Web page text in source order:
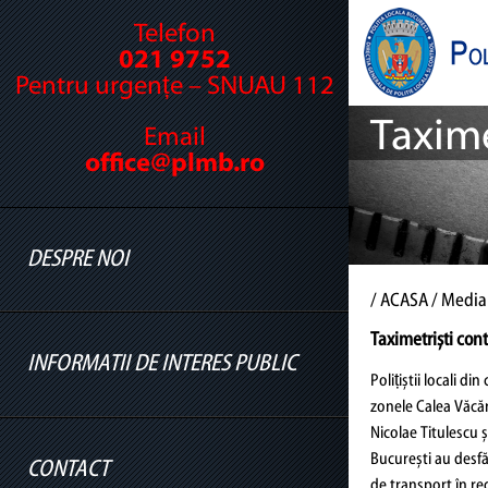
Telefon
021 9752
Pentru urgențe – SNUAU 112
Email
office@plmb.ro
DESPRE NOI
Cine suntem
Legislație
Conducere
INFORMATII DE INTERES PUBLIC
Informatii legislatie
CONTACT
/ ACASA/
Taximetriști
Polițiștii locali din
zonele Calea
Nicolae Titulescu
București au